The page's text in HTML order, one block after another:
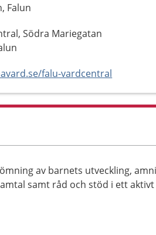
Falun
Södra Mariegatan
falu-vardcentral
av barnets utveckling,
samt råd och stöd i ett